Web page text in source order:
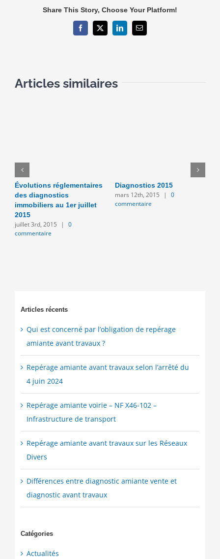
Share This Story, Choose Your Platform!
Facebook
X LinkedInEmail
Articles similaires
Évolutions réglementaires
des diagnostics
immobiliers au 1er juillet
2015
juillet 3rd, 2015 |
0
commentaire
Diagnostics 2015
mars 12th, 2015 |
0
commentaire
Articles récents
Qui est concerné par l’obligation de repérage
amiante avant travaux ?
Repérage amiante avant travaux selon l’arrêté du
4 juin 2024
Repérage amiante voirie – NF X46-102 –
Infrastructure de transport
Repérage amiante avant travaux sur les Réseaux
Divers
Différences entre diagnostic amiante vente et
diagnostic avant travaux
Catégories
Actualités